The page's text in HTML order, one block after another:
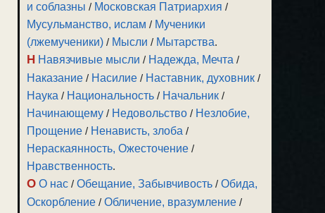
и соблазны / Московская Патриархия /
Мусульманство, ислам / Мученики
(лжемученики) / Мысли / Мытарства.
Н Навязчивые мысли / Надежда, Мечта /
Наказание / Насилие / Наставник, духовник /
Наука / Национальность / Начальник /
Начинающему / Недовольство / Незлобие,
Прощение / Ненависть, злоба /
Нераскаянность, Ожесточение /
Нравственность.
О О нас /Обещание, Забывчивость /Обида,
Оскорбление /Обличение, вразумление /